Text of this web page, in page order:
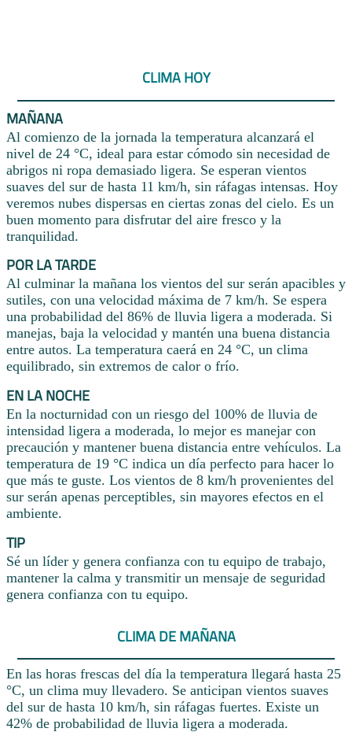
CLIMA HOY
MAÑANA
Al comienzo de la jornada la temperatura alcanzará el
nivel de 24 °C, ideal para estar cómodo sin necesidad de
abrigos ni ropa demasiado ligera. Se esperan vientos
suaves del sur de hasta 11 km/h, sin ráfagas intensas. Hoy
veremos nubes dispersas en ciertas zonas del cielo. Es un
buen momento para disfrutar del aire fresco y la
tranquilidad.
POR LA TARDE
Al culminar la mañana los vientos del sur serán apacibles y
sutiles, con una velocidad máxima de 7 km/h. Se espera
una probabilidad del 86% de lluvia ligera a moderada. Si
manejas, baja la velocidad y mantén una buena distancia
entre autos. La temperatura caerá en 24 °C, un clima
equilibrado, sin extremos de calor o frío.
EN LA NOCHE
En la nocturnidad con un riesgo del 100% de lluvia de
intensidad ligera a moderada, lo mejor es manejar con
precaución y mantener buena distancia entre vehículos. La
temperatura de 19 °C indica un día perfecto para hacer lo
que más te guste. Los vientos de 8 km/h provenientes del
sur serán apenas perceptibles, sin mayores efectos en el
ambiente.
TIP
Sé un líder y genera confianza con tu equipo de trabajo,
mantener la calma y transmitir un mensaje de seguridad
genera confianza con tu equipo.
CLIMA DE MAÑANA
En las horas frescas del día la temperatura llegará hasta 25
°C, un clima muy llevadero. Se anticipan vientos suaves
del sur de hasta 10 km/h, sin ráfagas fuertes. Existe un
42% de probabilidad de lluvia ligera a moderada.